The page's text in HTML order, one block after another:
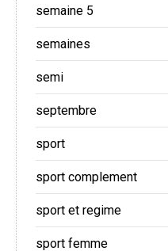
semaine 5
semaines
semi
septembre
sport
sport complement
sport et regime
sport femme